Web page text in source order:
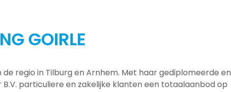
GOIRLE
regio in Tilburg en Arnhem. Met haar gediplomeerde en
particuliere en zakelijke klanten een totaalaanbod op